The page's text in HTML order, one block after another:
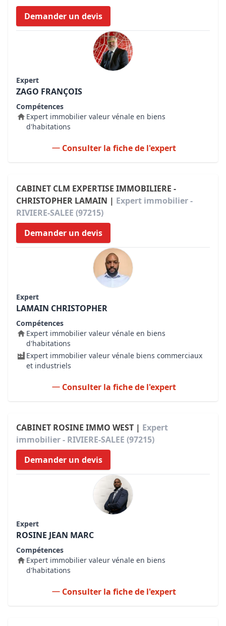
Demander un devis
Expert
ZAGO FRANÇOIS
Compétences
Expert immobilier valeur vénale en biens
d'habitations
Consulter la fiche de l'expert
CABINET CLM EXPERTISE IMMOBILIERE -
CHRISTOPHER LAMAIN | Expert immobilier -
RIVIERE-SALEE (97215)
Demander un devis
Expert
LAMAIN CHRISTOPHER
Compétences
Expert immobilier valeur vénale en biens
d'habitations
Expert immobilier valeur vénale biens commerciaux
et industriels
Consulter la fiche de l'expert
CABINET ROSINE IMMO WEST | Expert
immobilier - RIVIERE-SALEE (97215)
Demander un devis
Expert
ROSINE JEAN MARC
Compétences
Expert immobilier valeur vénale en biens
d'habitations
Consulter la fiche de l'expert